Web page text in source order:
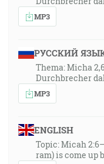
MP3
РУССКИЙ
Thema: Micha
Durchbrecher
MP3
ENGLISH
Topic: Micah
ram) is come up